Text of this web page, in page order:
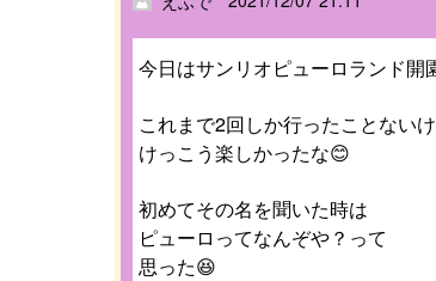
今日はサンリオピューロランド開
これまで2回しか行ったことない
けっこう楽しかったな😊
初めてその名を聞いた時は
ピューロってなんぞや？って
思った😆